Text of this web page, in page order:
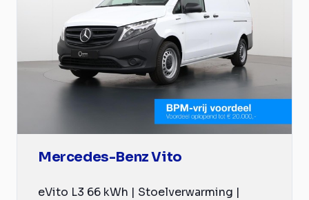
Mercedes-Benz Vito
eVito L3 66 kWh | Stoelverwarming |